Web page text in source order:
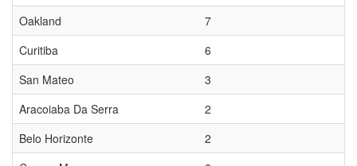
Oakland
7
Curitiba
6
San Mateo
3
Aracoiaba Da Serra
2
Belo Horizonte
2